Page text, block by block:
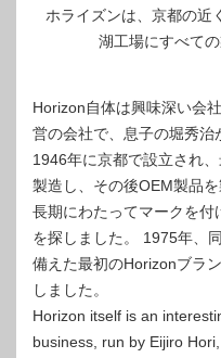
ホライズンは、京都の近
湖工場にすべて
Horizo​​n自体は興味深い会
営の会社で、息子の堀秀治
1946年に京都で設立され
製造し、その後OEM製品
長期にわたってマークを
を探しました。 1975年、
備えた最初のHorizo​​nブラ
しました。
Horizon itself is an
business, run by Eijiro